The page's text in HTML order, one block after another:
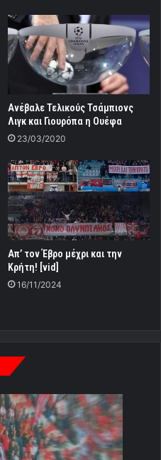
Aνέβαλε Τελικούς Τσάμπιονς
Λιγκ και Γιουρόπα η Ουέφα
23/03/2020
Απ’ τον Έβρο μέχρι και την
Κρήτη! [vid]
16/11/2024